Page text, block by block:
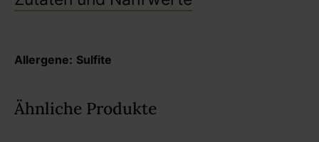
Allergene: Sulfite
Ähnliche Produkte